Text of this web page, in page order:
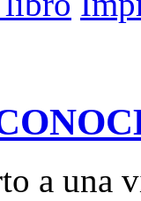
a una